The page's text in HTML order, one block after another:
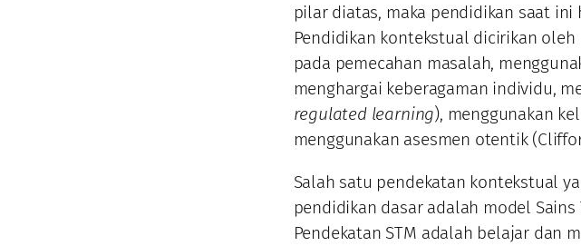
pilar diatas, maka pendidikan saat
Pendidikan kontekstual dicirikan
pada pemecahan masalah,
menghargai keberagaman individu,
regulated learning), menggunakan
menggunakan asesmen otentik
Salah satu pendekatan kontekstual
pendidikan dasar adalah model Sains
Pendekatan STM adalah belajar dan